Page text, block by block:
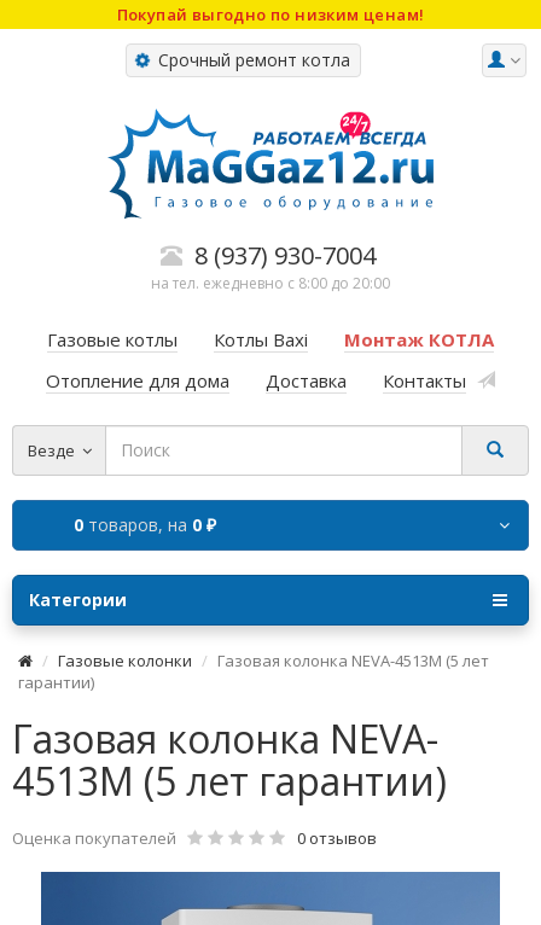
Покупай выгодно по низким ценам!
Срочный ремонт котла
8 (937) 930-7004
на тел. ежедневно с 8:00 до 20:00
Газовые котлы Котлы Baxi
Монтаж КОТЛА
Отопление для дома
Доставка Контакты
Везде
0 товаров, на 0 ₽
Категории
Газовые колонки
Газовая колонка NEVA-4513M (5 лет
гарантии)
Газовая колонка NEVA-
4513M (5 лет гарантии)
Оценка покупателей 0 отзывов